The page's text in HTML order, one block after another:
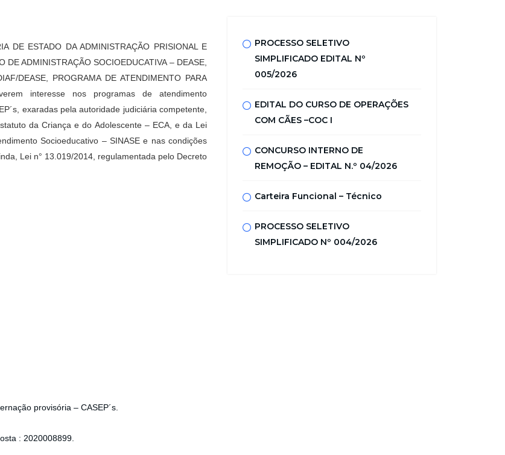
DE ESTADO DA ADMINISTRAÇÃO PRISIONAL E
ADMINISTRAÇÃO SOCIOEDUCATIVA – DEASE,
DEASE, PROGRAMA DE ATENDIMENTO PARA
interesse nos programas de atendimento
exaradas pela autoridade judiciária competente,
da Criança e do Adolescente – ECA, e da Lei
Socioeducativo – SINASE e nas condições
Lei n° 13.019/2014, regulamentada pelo Decreto
provisória – CASEP´s.
: 2020008899.
PROCESSO SELETIVO
SIMPLIFICADO EDITAL Nº
005/2026
EDITAL DO CURSO DE OPERAÇÕES
COM CÃES –COC I
CONCURSO INTERNO DE
REMOÇÃO – EDITAL N.º 04/2026
Carteira Funcional – Técnico
PROCESSO SELETIVO
SIMPLIFICADO Nº 004/2026